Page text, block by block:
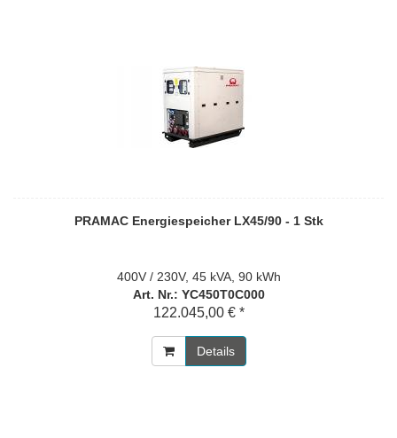
PRAMAC Energiespeicher LX45/90 - 1 Stk
400V / 230V, 45 kVA, 90 kWh
Art. Nr.: YC450T0C000
122.045,00 € *
Details